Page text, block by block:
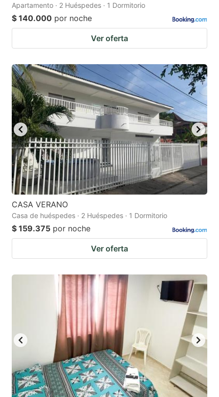
Apartamento · 2 Huéspedes · 1 Dormitorio
$ 140.000 por noche
Ver oferta
CASA VERANO
Casa de huéspedes · 2 Huéspedes · 1 Dormitorio
$ 159.375 por noche
Ver oferta